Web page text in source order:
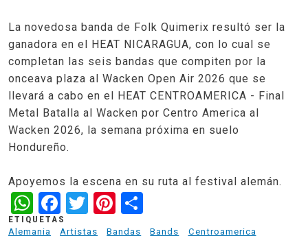
La novedosa banda de Folk Quimerix resultó ser la
ganadora en el HEAT NICARAGUA, con lo cual se
completan las seis bandas que compiten por la
onceava plaza al Wacken Open Air 2026 que se
llevará a cabo en el HEAT CENTROAMERICA - Final
Metal Batalla al Wacken por Centro America al
Wacken 2026, la semana próxima en suelo
Hondureño.
Apoyemos la escena en su ruta al festival alemán.
WhatsApp
Facebook
TwitterPinterest
ETIQUETAS
Alemania
Artistas Bandas Bands
Centroamerica